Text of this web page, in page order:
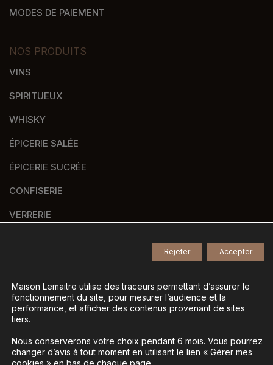
MODES DE PAIEMENT
NOS PRODUITS
VINS
SPIRITUEUX
WHISKY
ÉPICERIE SALÉE
ÉPICERIE SUCRÉE
CONFISERIE
VERRERIE
Agence de communication Nantes B17
Mentions légales-
Maison Lemaitre utilise des traceurs permettant d’assurer le
fonctionnement du site, pour mesurer l’audience et la
performance, et afficher des contenus provenant de sites
tiers.
Nous conserverons votre choix pendant 6 mois. Vous pourrez
changer d’avis à tout moment en utilisant le lien « Gérer mes
cookies » en bas de chaque page.
Accepter
Rejeter